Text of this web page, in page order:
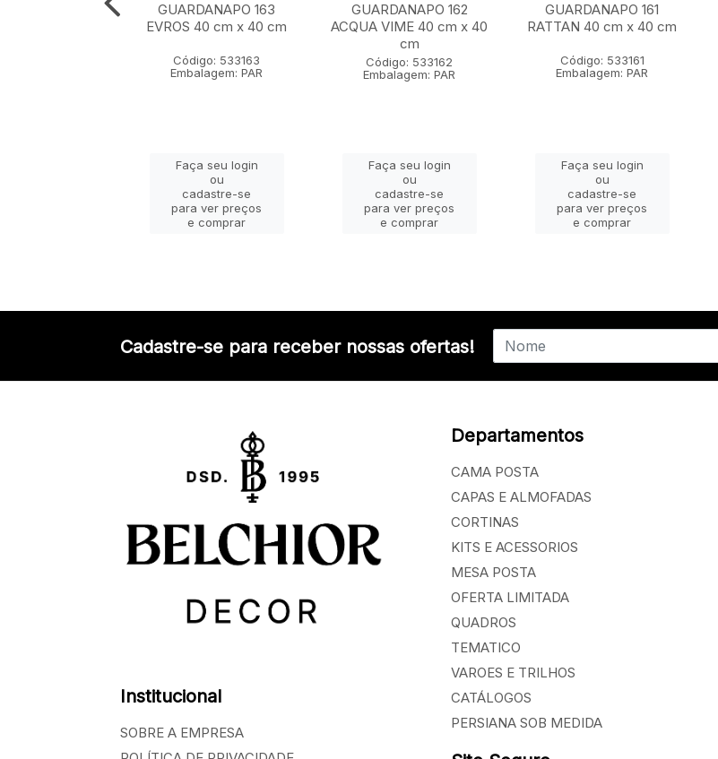
GUARDANAPO 163
EVROS 40 cm x 40 cm
Código: 533163
Embalagem: PAR
Faça seu login
ou
cadastre-se
para ver preços
e comprar
GUARDANAPO 162
ACQUA VIME 40 cm x 40
cm
Código: 533162
Embalagem: PAR
Faça seu login
ou
cadastre-se
para ver preços
e comprar
GUARDANAPO 161
RATTAN 40 cm x 40 cm
Código: 533161
Embalagem: PAR
Faça seu login
ou
cadastre-se
para ver preços
e comprar
Cadastre-se para receber nossas ofertas!
Institucional
SOBRE A EMPRESA
Departamentos
CAMA POSTA
CAPAS E ALMOFADAS
CORTINAS
KITS E ACESSORIOS
MESA POSTA
OFERTA LIMITADA
QUADROS
TEMATICO
VAROES E TRILHOS
CATÁLOGOS
PERSIANA SOB MEDIDA